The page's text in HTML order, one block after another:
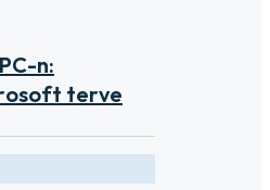
n:
terve